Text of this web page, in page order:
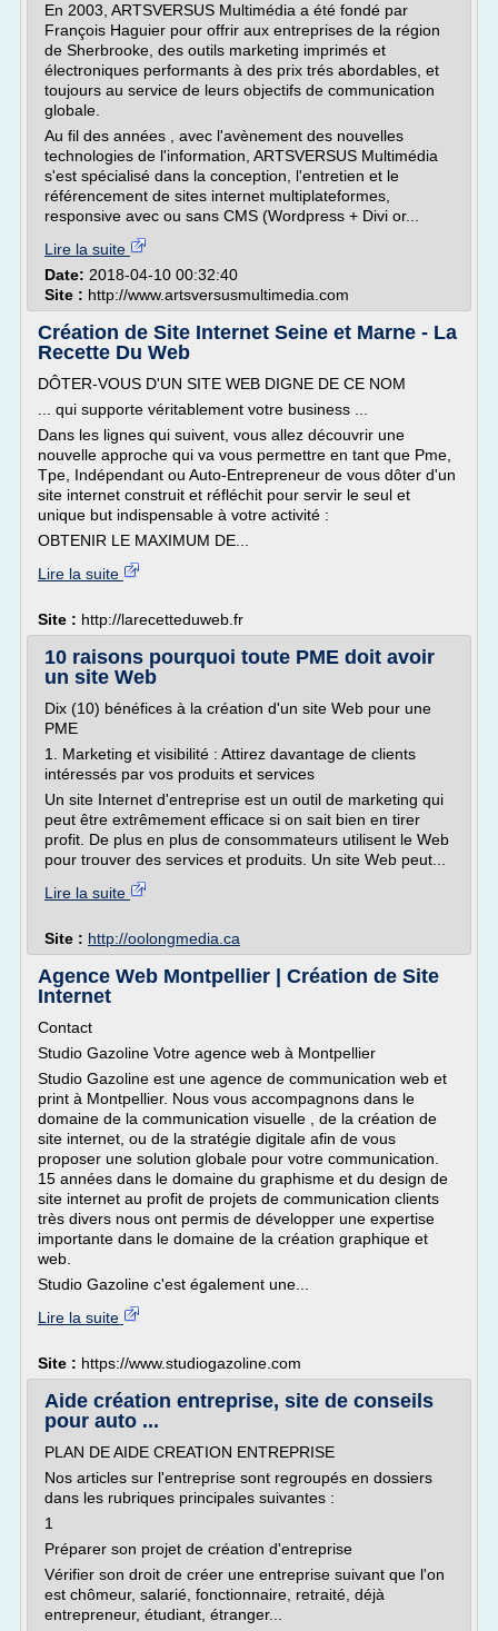
En 2003, ARTSVERSUS Multimédia a été fondé par
François Haguier pour offrir aux entreprises de la région
de Sherbrooke, des outils marketing imprimés et
électroniques performants à des prix trés abordables, et
toujours au service de leurs objectifs de communication
globale.
Au fil des années , avec l'avènement des nouvelles
technologies de l'information, ARTSVERSUS Multimédia
s'est spécialisé dans la conception, l'entretien et le
référencement de sites internet multiplateformes,
responsive avec ou sans CMS (Wordpress + Divi or...
Lire la suite
Date: 2018-04-10 00:32:40
Site : http://www.artsversusmultimedia.com
Création de Site Internet Seine et Marne - La
Recette Du Web
DÔTER-VOUS D'UN SITE WEB DIGNE DE CE NOM
... qui supporte véritablement votre business ...
Dans les lignes qui suivent, vous allez découvrir une
nouvelle approche qui va vous permettre en tant que Pme,
Tpe, Indépendant ou Auto-Entrepreneur de vous dôter d'un
site internet construit et réfléchit pour servir le seul et
unique but indispensable à votre activité :
OBTENIR LE MAXIMUM DE...
Lire la suite
Site : http://larecetteduweb.fr
10 raisons pourquoi toute PME doit avoir
un site Web
Dix (10) bénéfices à la création d'un site Web pour une
PME
1. Marketing et visibilité : Attirez davantage de clients
intéressés par vos produits et services
Un site Internet d'entreprise est un outil de marketing qui
peut être extrêmement efficace si on sait bien en tirer
profit. De plus en plus de consommateurs utilisent le Web
pour trouver des services et produits. Un site Web peut...
Lire la suite
Site : http://oolongmedia.ca
Agence Web Montpellier | Création de Site
Internet
Contact
Studio Gazoline Votre agence web à Montpellier
Studio Gazoline est une agence de communication web et
print à Montpellier. Nous vous accompagnons dans le
domaine de la communication visuelle , de la création de
site internet, ou de la stratégie digitale afin de vous
proposer une solution globale pour votre communication.
15 années dans le domaine du graphisme et du design de
site internet au profit de projets de communication clients
très divers nous ont permis de développer une expertise
importante dans le domaine de la création graphique et
web.
Studio Gazoline c'est également une...
Lire la suite
Site : https://www.studiogazoline.com
Aide création entreprise, site de conseils
pour auto ...
PLAN DE AIDE CREATION ENTREPRISE
Nos articles sur l'entreprise sont regroupés en dossiers
dans les rubriques principales suivantes :
1
Préparer son projet de création d'entreprise
Vérifier son droit de créer une entreprise suivant que l'on
est chômeur, salarié, fonctionnaire, retraité, déjà
entrepreneur, étudiant, étranger...